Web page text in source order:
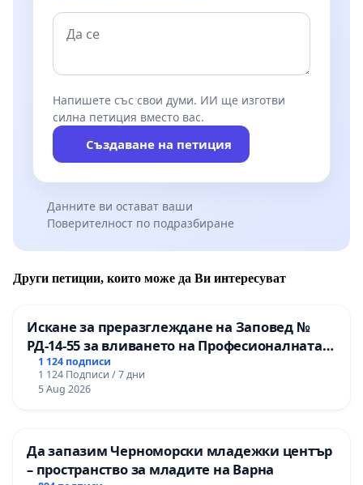
Напишете със свои думи. ИИ ще изготви
силна петиция вместо вас.
Създаване на петиция
Данните ви остават ваши
Поверителност по подразбиране
Други петиции, които може да Ви интересуват
Искане за преразглеждане на Заповед №
РД-14-55 за вливането на Професионалната
гимназия по промишлени технологии в
Професионалната гимназия по икономика и
мениджмънт – гр. Пазарджик
1 124 подписи
1 124 Подписи / 7 дни
5 Aug 2026
Да запазим Черноморски младежки център
– пространство за младите на Варна